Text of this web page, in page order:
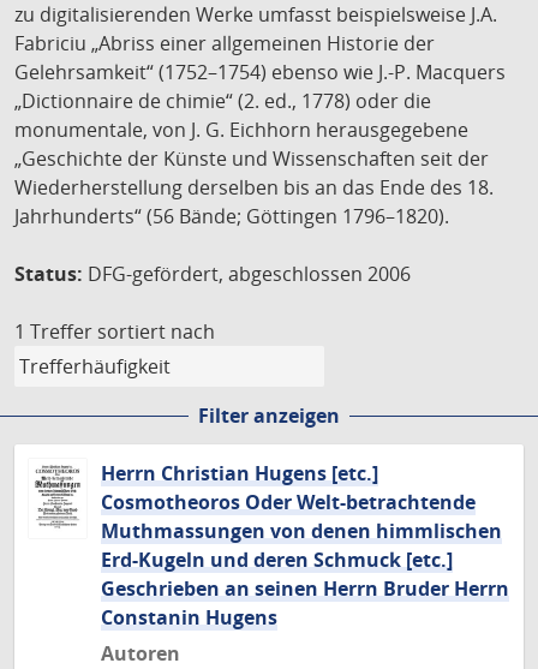
zu digitalisierenden Werke umfasst beispielsweise J.A.
Fabriciu „Abriss einer allgemeinen Historie der
Gelehrsamkeit“ (1752–1754) ebenso wie J.-P. Macquers
„Dictionnaire de chimie“ (2. ed., 1778) oder die
monumentale, von J. G. Eichhorn herausgegebene
„Geschichte der Künste und Wissenschaften seit der
Wiederherstellung derselben bis an das Ende des 18.
Jahrhunderts“ (56 Bände; Göttingen 1796–1820).
Status: DFG-gefördert, abgeschlossen 2006
1 Treffer sortiert nach
Filter anzeigen
Herrn Christian Hugens [etc.]
Cosmotheoros Oder Welt-betrachtende
Muthmassungen von denen himmlischen
Erd-Kugeln und deren Schmuck [etc.]
Geschrieben an seinen Herrn Bruder Herrn
Constanin Hugens
Autoren